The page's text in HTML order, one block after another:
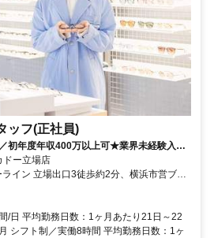
ッフ(正社員)
初年度年収400万以上可★業界未経験入社
2回で内定まで1カ月以内★2026年8月・
ー立場店
イン 立場出口3徒歩約2分、横浜市営ブル
出口4徒歩約16分、相鉄いずみ野線/相鉄
/日 平均勤務日数：1ヶ月あたり21日～22
シフト制／実働8時間 平均勤務日数：1ヶ